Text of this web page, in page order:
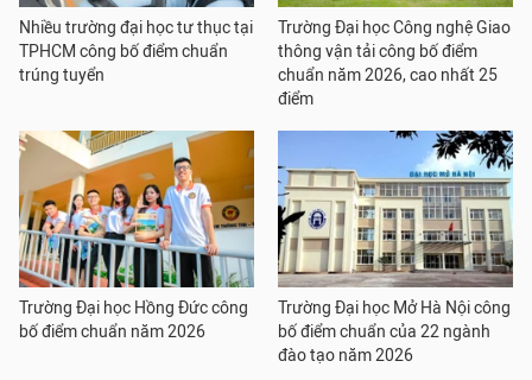
Nhiều trường đại học tư thục tại
TPHCM công bố điểm chuẩn
trúng tuyển
Trường Đại học Công nghệ Giao
thông vận tải công bố điểm
chuẩn năm 2026, cao nhất 25
điểm
Trường Đại học Hồng Đức công
bố điểm chuẩn năm 2026
Trường Đại học Mở Hà Nội công
bố điểm chuẩn của 22 ngành
đào tạo năm 2026